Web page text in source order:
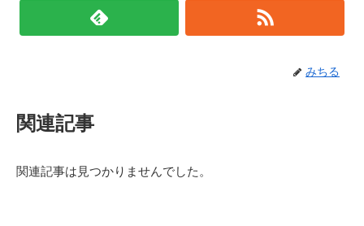
みちる
関連記事
関連記事は見つかりませんでした。